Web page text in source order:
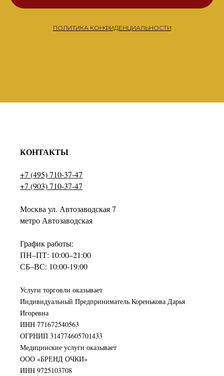
ПОЛИТИКА КОНФИДЕНЦИАЛЬНОСТИ
КОНТАКТЫ
+7 (495) 710-37-47
+7 (903) 710-37-47
Москва ул. Автозаводская 7
метро Автозаводская
График работы:
ПН–ПТ: 10:00–21:00
СБ–ВС: 10:00-19:00
Услуги торговли оказывает
Индивидуальный Предприниматель Коренькова Дарья
Игоревна
ИНН 771672540563
ОГРНИП 314774605701433
Медицинские услуги оказывает
ООО «БРЕНД ОЧКИ»
ИНН 9725103708